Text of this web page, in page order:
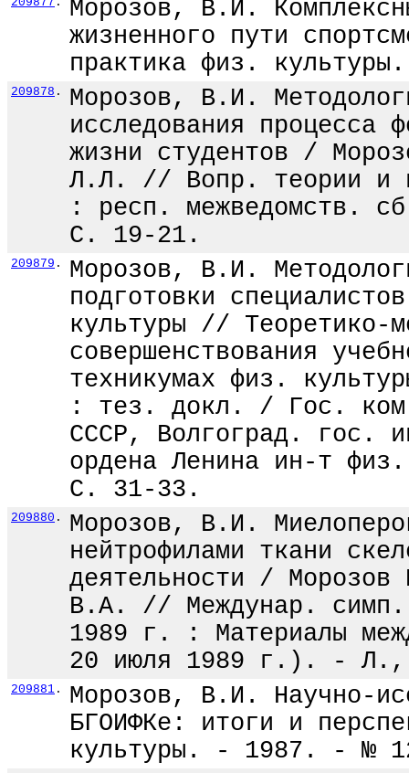
Морозов, В.И.
жизненного пути
практика физ.
209878 .
Морозов, В.И.
исследования процесса
жизни студентов /
Л.Л. // Вопр. теории и
: респ. межведомств.
С. 19-21.
209879 .
Морозов, В.И.
подготовки
культуры // Теоретико-
совершенствования
техникумах физ.
: тез. докл. / Гос.
СССР, Волгоград. гос.
ордена Ленина ин-т
С. 31-33.
209880 .
Морозов, В.И.
нейтрофилами ткани
деятельности /
В.А. // Междунар. симп.
1989 г. : Материалы
20 июля 1989 г.). -
209881 .
Морозов, В.И. Научно-
БГОИФКе: итоги и
культуры. - 1987. - №